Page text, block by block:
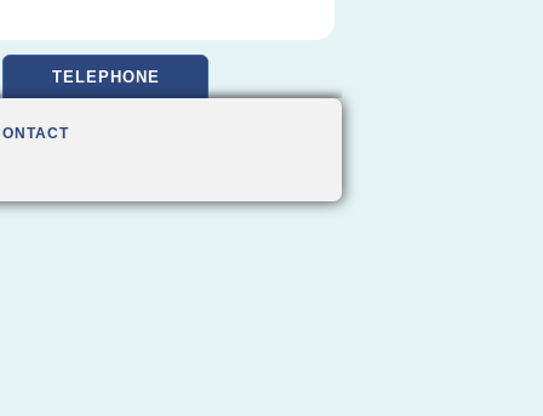
TELEPHONE